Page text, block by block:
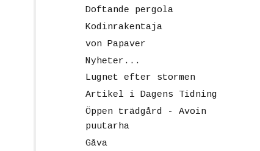
Doftande pergola
Kodinrakentaja
von Papaver
Nyheter...
Lugnet efter stormen
Artikel i Dagens Tidning
Öppen trädgård - Avoin
puutarha
Gåva